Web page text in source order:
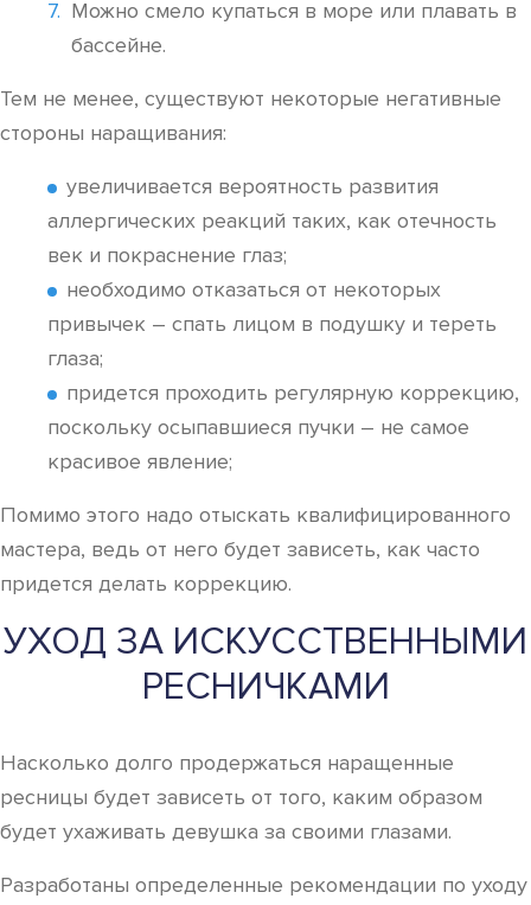
Можно смело купаться в море или плавать в
бассейне.
Тем не менее, существуют некоторые негативные
стороны наращивания:
увеличивается вероятность развития
аллергических реакций таких, как отечность
век и покраснение глаз;
необходимо отказаться от некоторых
привычек – спать лицом в подушку и тереть
глаза;
придется проходить регулярную коррекцию,
поскольку осыпавшиеся пучки – не самое
красивое явление;
Помимо этого надо отыскать квалифицированного
мастера, ведь от него будет зависеть, как часто
придется делать коррекцию.
УХОД ЗА ИСКУССТВЕННЫМИ
РЕСНИЧКАМИ
Насколько долго продержаться наращенные
ресницы будет зависеть от того, каким образом
будет ухаживать девушка за своими глазами.
Разработаны определенные рекомендации по уходу